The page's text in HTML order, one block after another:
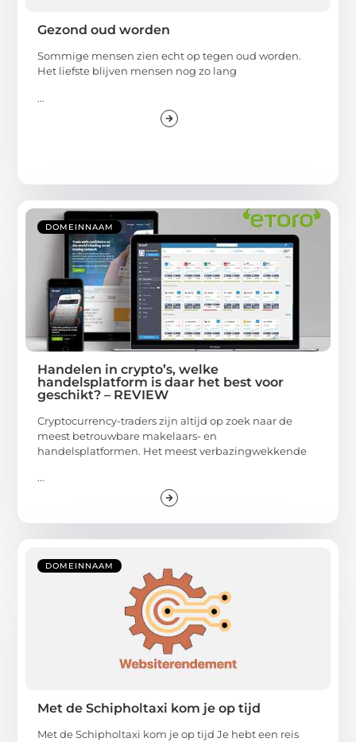
Gezond oud worden
Sommige mensen zien echt op tegen oud worden.
Het liefste blijven mensen nog zo lang
...
DOMEINNAAM
Handelen in crypto’s, welke
handelsplatform is daar het best voor
geschikt? – REVIEW
Cryptocurrency-traders zijn altijd op zoek naar de
meest betrouwbare makelaars- en
handelsplatformen. Het meest verbazingwekkende
...
DOMEINNAAM
Met de Schipholtaxi kom je op tijd
Met de Schipholtaxi kom je op tijd Je hebt een reis